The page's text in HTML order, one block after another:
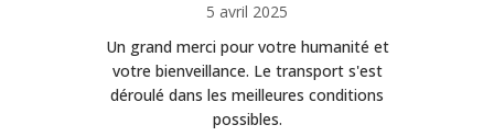
5 avril 2025
Un grand merci pour votre humanité et
votre bienveillance. Le transport s'est
déroulé dans les meilleures conditions
possibles.